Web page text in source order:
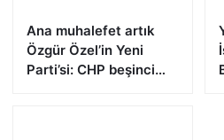
Ana muhalefet artık
Özgür Özel’in Yeni
Parti’si: CHP beşinci